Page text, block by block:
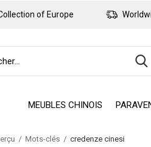
MEUBLES CHINOIS
of Europe
Mots-clés credenze cinesi